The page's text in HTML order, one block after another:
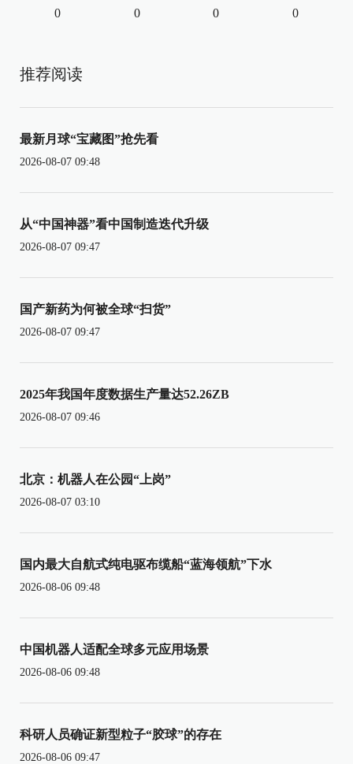
0 0 0 0
推荐阅读
最新月球“宝藏图”抢先看
2026-08-07 09:48
从“中国神器”看中国制造迭代升级
2026-08-07 09:47
国产新药为何被全球“扫货”
2026-08-07 09:47
2025年我国年度数据生产量达52.26ZB
2026-08-07 09:46
北京：机器人在公园“上岗”
2026-08-07 03:10
国内最大自航式纯电驱布缆船“蓝海领航”下水
2026-08-06 09:48
中国机器人适配全球多元应用场景
2026-08-06 09:48
科研人员确证新型粒子“胶球”的存在
2026-08-06 09:47